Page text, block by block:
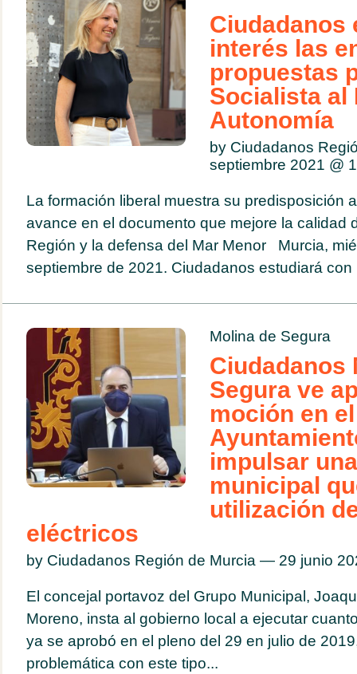
Ciudadanos
interés las
propuestas
Socialista al
Autonomía
by Ciudadanos
septiembre 2021 @
La formación liberal muestra su predisposición
avance en el documento que mejore la calidad
Región y la defensa del Mar Menor Murcia,
septiembre de 2021. Ciudadanos estudiará con
Molina de Segura
Ciudadanos
Segura ve
moción en
impulsar
municipal
utilización
eléctricos
by Ciudadanos Región de Murcia — 29 junio
El concejal portavoz del Grupo Municipal,
Moreno, insta al gobierno local a ejecutar
ya se aprobó en el pleno del 29 en julio de
problemática con este tipo...